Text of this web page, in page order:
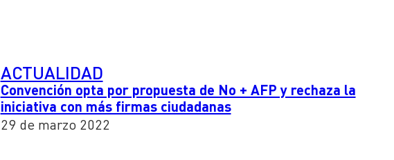
ACTUALIDAD
Convención opta por propuesta de No + AFP y rechaza la
iniciativa con más firmas ciudadanas
29 de marzo 2022